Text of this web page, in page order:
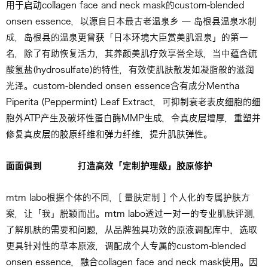
用于启动collagen face and neck mask的custom-blended
onsen essence，以源自日本最古老温泉乡 — 岛根县温泉水制
成，岛根县的温泉更曾获「日本环境大臣赏美肌温泉」的第一
名，除了有助恢复活力，其养颜美肌疗效享誉全球，当中蕴含硫
酸氢盐(hydrosulfate)的特性，有效使肌肤散发如凝脂般的滋润
光泽。custom-blended onsen essence含有成分Mentha
Piperita (Peppermint) Leaf Extract，可抑制衰老表皮细胞的细
胞外ATP产生及破坏性蛋白酶MMP生成，令真皮层增厚，重塑并
修复真皮层的胶原纤维和弹力纤维，提升肌肤弹性。
面面俱到 打造高效 「 定制 护理级 」 胶原修护
mtm labo根据个体的不同，[ 量肤定制 ] 个人化的专属护肤方
案，让「我」脱颖而出。mtm labo透过一对一的专业肌肤评测，
了解肌肤的需要和问题，从品牌独具功效的原液调配库中，选取
更具针对性的草本原液，调配成个人专属的custom-blended
onsen essence，融合collagen face and neck mask使用。因